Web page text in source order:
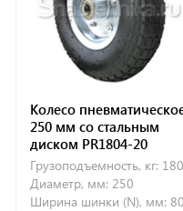
Колесо пневматическое
250 мм со стальным
диском PR1804-20
симметричное
Грузоподъемность, кг: 180
Диаметр, мм: 250
Ширина шинки (N), мм: 80